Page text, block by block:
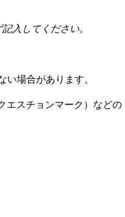
入してください。
場合があります。
エスチョンマーク）などの